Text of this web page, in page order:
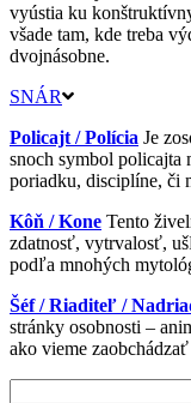
vyústia ku
všade tam, kde treba
dvojnásobne.
SNÁR
Policajt / Polícia Je
snoch symbol
poriadku, disciplíne, či
Kôň / Kone Tento
zdatnosť, vytrvalosť,
podľa mnohých
Šéf / Riaditeľ /
stránky osobnosti –
ako vieme